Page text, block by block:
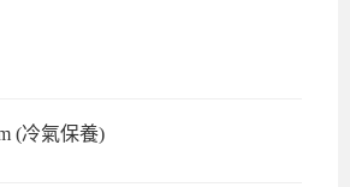
(冷氣保養)